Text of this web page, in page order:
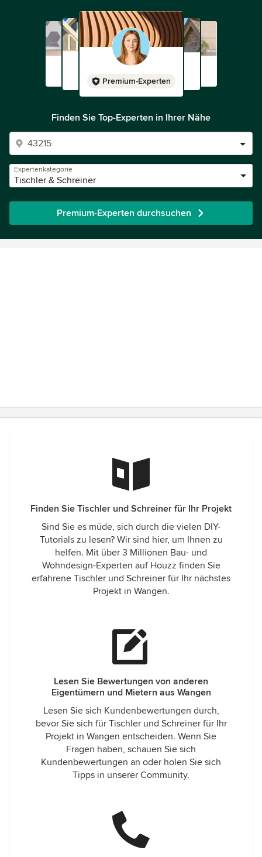
Premium-Experten
Finden Sie Top-Experten in Ihrer Nähe
Expertenkategorie
Tischler & Schreiner
Premium-Experten durchsuchen
Finden Sie Tischler und Schreiner für Ihr Projekt
Sind Sie es müde, sich durch die vielen DIY-
Tutorials zu lesen? Wir sind hier, um Ihnen zu
helfen. Mit über 3 Millionen Bau- und
Wohndesign-Experten auf Houzz finden Sie
erfahrene Tischler und Schreiner für Ihr nächstes
Projekt in Wangen.
Lesen Sie Bewertungen von anderen
Eigentümern und Mietern aus Wangen
Lesen Sie sich Kundenbewertungen durch,
bevor Sie sich für Tischler und Schreiner für Ihr
Projekt in Wangen entscheiden. Wenn Sie
Fragen haben, schauen Sie sich
Kundenbewertungen an oder holen Sie sich
Tipps in unserer Community.